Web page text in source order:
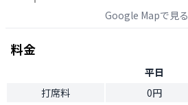
Google Mapで見る
料金
平日
打席料
0円